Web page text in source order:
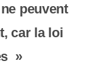
peuvent
car la loi
»